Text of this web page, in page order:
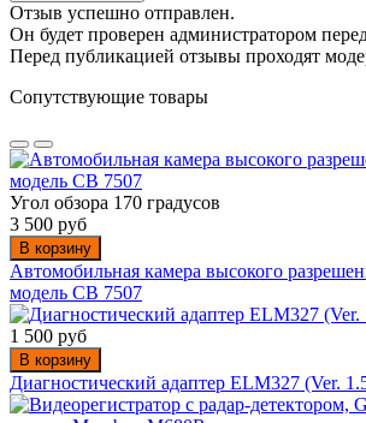
Отзыв успешно отправлен.
Он будет проверен администратором
Перед публикацией отзывы проходят
Сопутствующие товары
Угол обзора 170 градусов
3 500 руб
В корзину
Автомобильная камера высокого
модель CB 7507
1 500 руб
В корзину
Диагностический адаптер ELM327 (Ver.